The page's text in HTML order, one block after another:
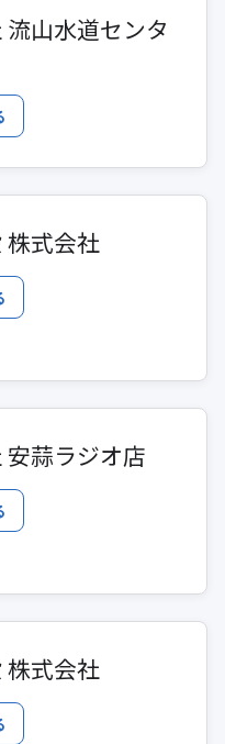
山水道センタ
株式会社
蒜ラジオ店
株式会社